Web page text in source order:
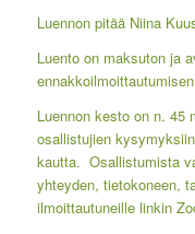
Luennon pitää Niina
Luento on maksuton ja
Luennon kesto on n. 45
osallistujien
kautta. Osallistumista
yhteyden, tietokoneen,
ilmoittautuneille linkin